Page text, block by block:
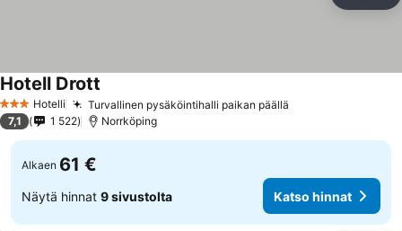
3 Tähtiluokitus
Hotelli Turvallinen pysäköintihalli paikan päällä
Hotell Drott
7,1 1 522 Norrköping
Alkaen 61 €
Näytä hinnat 9 sivustolta Katso hinnat